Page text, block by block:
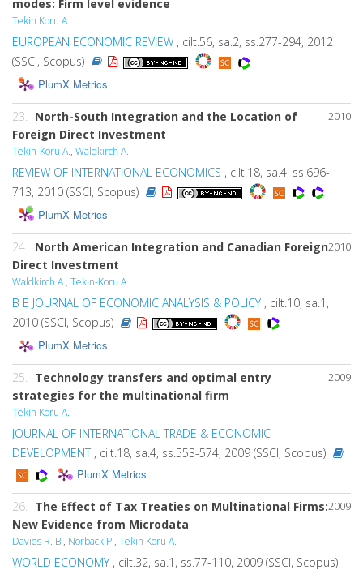
modes: Firm level evidence
Tekin Koru A.
EUROPEAN ECONOMIC REVIEW , cilt.56, sa.2, ss.277-294, 2012
(SSCI, Scopus)
PlumX Metrics
2010
23. North-South Integration and the Location of
Foreign Direct Investment
Tekin-Koru A., Waldkirch A.
REVIEW OF INTERNATIONAL ECONOMICS , cilt.18, sa.4, ss.696-
713, 2010 (SSCI, Scopus)
PlumX Metrics
2010
24.
North American Integration and Canadian Foreign
Direct Investment
Waldkirch A., Tekin-Koru A.
B E JOURNAL OF ECONOMIC ANALYSIS & POLICY , cilt.10, sa.1,
2010 (SSCI, Scopus)
PlumX Metrics
2009
25.
Technology transfers and optimal entry
strategies for the multinational firm
Tekin Koru A.
JOURNAL OF INTERNATIONAL TRADE & ECONOMIC
DEVELOPMENT, cilt.18, sa.4, ss.553-574, 2009 (SSCI, Scopus)
PlumX Metrics
2009
26.
The Effect of Tax Treaties on Multinational Firms:
New Evidence from Microdata
Davies R. B., Norback P., Tekin Koru A.
WORLD ECONOMY , cilt.32, sa.1, ss.77-110, 2009 (SSCI, Scopus)